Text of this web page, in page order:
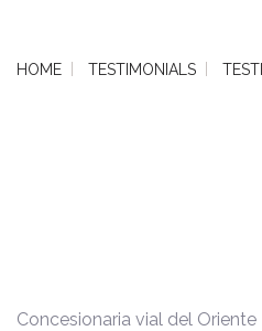
HOME TESTIMONIALS
Concesionaria vial del Oriente